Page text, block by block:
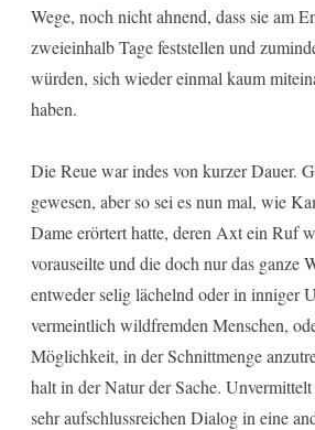
Wege, noch nicht ahnend, dass sie am
zweieinhalb Tage feststellen und
würden, sich wieder einmal kaum
haben.
Die Reue war indes von kurzer Dauer.
gewesen, aber so sei es nun mal, wie
Dame erörtert hatte, deren Axt ein Ruf
vorauseilte und die doch nur das ganze
entweder selig lächelnd oder in inniger
vermeintlich wildfremden Menschen,
Möglichkeit, in der Schnittmenge
halt in der Natur der Sache.
sehr aufschlussreichen Dialog in eine